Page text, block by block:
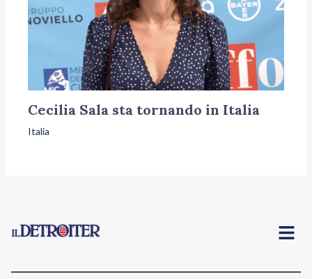
Cecilia Sala sta tornando in Italia
Italia
Menu